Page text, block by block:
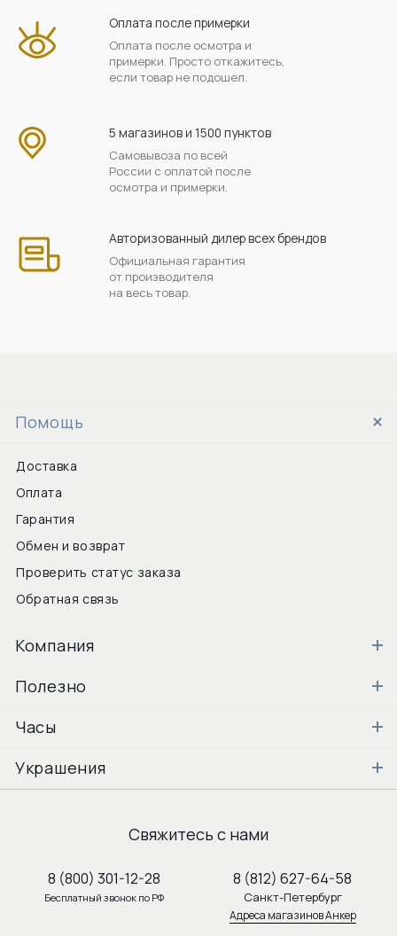
Оплата после примерки
Оплата после осмотра и
примерки. Просто откажитесь,
если товар не подошел.
5 магазинов и 1500 пунктов
Самовывоза по всей
России с оплатой после
осмотра и примерки.
Авторизованный дилер всех брендов
Официальная гарантия
от производителя
на весь товар.
Помощь
Доставка
Оплата
Гарантия
Обмен и возврат
Проверить статус заказа
Обратная связь
Компания
Полезно
Часы
Украшения
Свяжитесь с нами
8 (800) 301-12-28
Бесплатный звонок по РФ
8 (812) 627-64-58
Санкт-Петербург
Адреса магазинов Анкер